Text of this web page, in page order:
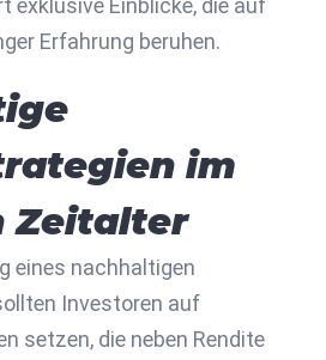
exklusive Einblicke, die auf
Erfahrung beruhen.
im
Zeitalter
eines nachhaltigen
Investoren auf
setzen, die neben Rendite